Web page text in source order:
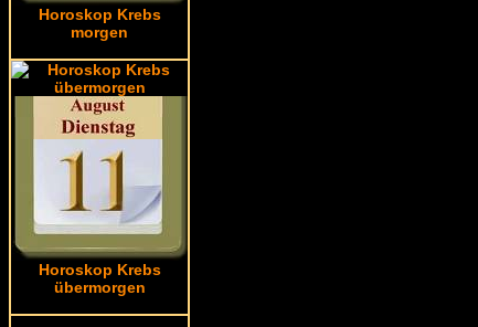
Horoskop Krebs
morgen
Horoskop Krebs
übermorgen